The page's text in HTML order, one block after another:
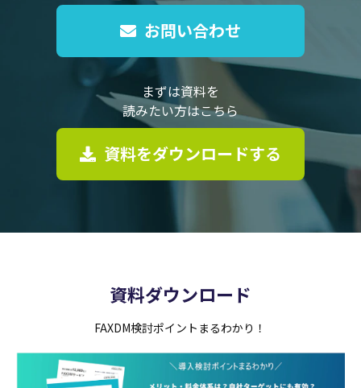
お問い合わせ
まずは資料を
読みたい方はこちら
資料をダウンロードする
資料ダウンロード
FAXDM検討ポイントまるわかり！